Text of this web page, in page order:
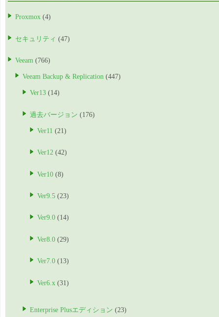
Proxmox (4)
セキュリティ (47)
Veeam (766)
Veeam Backup & Replication (447)
Ver13 (14)
過去バージョン (176)
Ver11 (21)
Ver12 (42)
Ver10 (8)
Ver9.5 (23)
Ver9.0 (14)
Ver8.0 (29)
Ver7.0 (13)
Ver6.x (31)
Enterprise Plusエディション (23)